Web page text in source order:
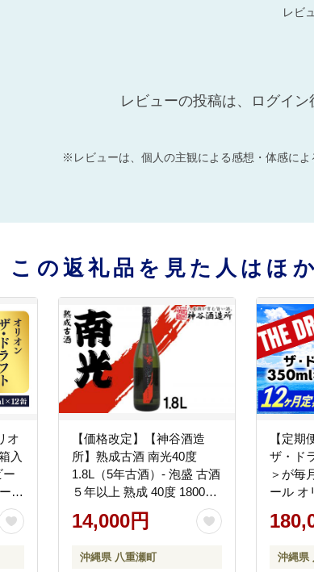
レビ
レビューの投稿は、ログイン
※レビューは、個人の主観による感想・体感によ
この返礼品を見た人はほ
オ
入
ー
ス
ニ
【価格改定】【神谷酒造
所】熟成古酒 南光40度
1.8L（5年古酒）- 泡盛 古酒
５年以上 熟成 40度 1800ml
一升瓶 1本 香り 華やか 甘
み 味わい 沖縄県 八重瀬町
14,000円
沖縄県 八重瀬町
【定期
ザ・ド
＞が毎
ール オ
ス
月 すっ
おすす
沖縄県